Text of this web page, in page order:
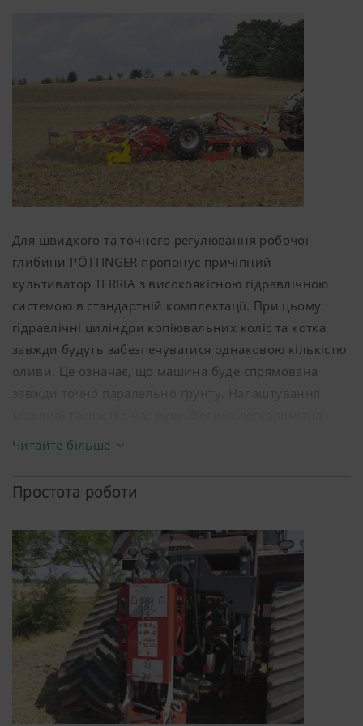
жодної інформації про відвідувачів
якщо вона не переглядає відео.
інформацію можна знайти тут:
https://support.google.com/youtube/
hl=dehttps://www.google.de/intl/de/
Ми не маємо контролю над файлами
YouTube, ви можете заблокувати ці
налаштуваннях веб-браузера.
Більше інфо
значення. DURASTAR та DURASTAR PLUS
швидкозношувані запчастини забезпечують
найміцніший метал для максимального періоду
експлуатації доліт і крил лап.
Для швидкого та точного регулювання робочої
глибини PÖTTINGER пропонує причіпний
культиватор TERRIA з високоякісною гідравлічною
системою в стандартній комплектації. При цьому
гідравлічні циліндри копіювальних коліс та котка
завжди будуть забезпечуватися однаковою кількістю
оливи. Це означає, що машина буде спрямована
шкала на передній частині рами забезпечує швидке
Читайте більше
Простота роботи